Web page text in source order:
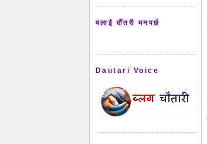
मलाई दौंतरी मनपर्छ
Dautari Voice